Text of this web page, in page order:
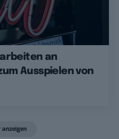
an
Ausspielen von
anzeigen